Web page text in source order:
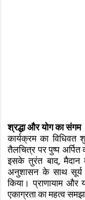
श्रद्धा और योग का संगम
कार्यक्रम का विधिवत
तैलचित्र पर पुष्प
इसके तुरंत बाद,
अनुशासन के साथ सूर्य
किया। प्राणायाम और
एकाग्रता का महत्व